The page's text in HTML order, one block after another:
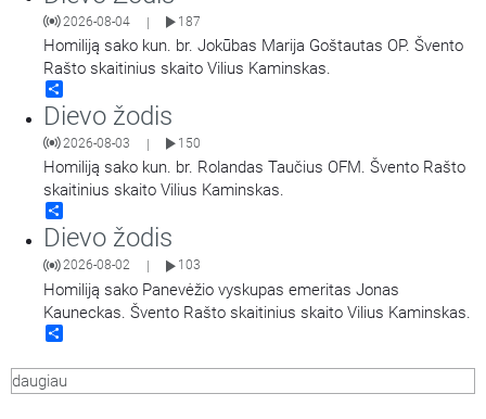
2026-08-04 | 187
Homiliją sako kun. br. Jokūbas Marija Goštautas OP. Švento
Rašto skaitinius skaito Vilius Kaminskas.
Dievo žodis
2026-08-03 | 150
Homiliją sako kun. br. Rolandas Taučius OFM. Švento Rašto
skaitinius skaito Vilius Kaminskas.
Dievo žodis
2026-08-02 103
Homiliją sako Panevėžio vyskupas emeritas Jonas
Kauneckas. Švento Rašto skaitinius skaito Vilius Kaminskas.
daugiau